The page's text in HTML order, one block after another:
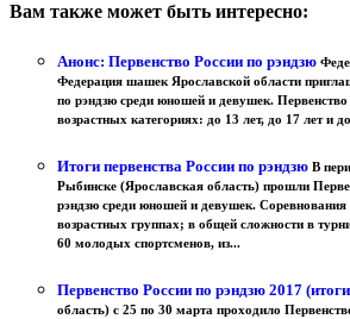
Вам также может быть интересно:
Анонс: Первенство России по рэндзю
Федерация шашек Ярославской области
по рэндзю среди юношей и девушек. Первенство
возрастных категориях: до 13 лет, до 17 лет и
Итоги первенства России по рэндзю В
Рыбинске (Ярославская область) прошли
рэндзю среди юношей и девушек. Соревнования
возрастных группах; в общей сложности в
60 молодых спортсменов, из...
Первенство России по рэндзю 2017
область) с 25 по 30 марта проходило